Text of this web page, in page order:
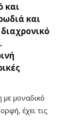
και
και
με μοναδικό
έχει τις